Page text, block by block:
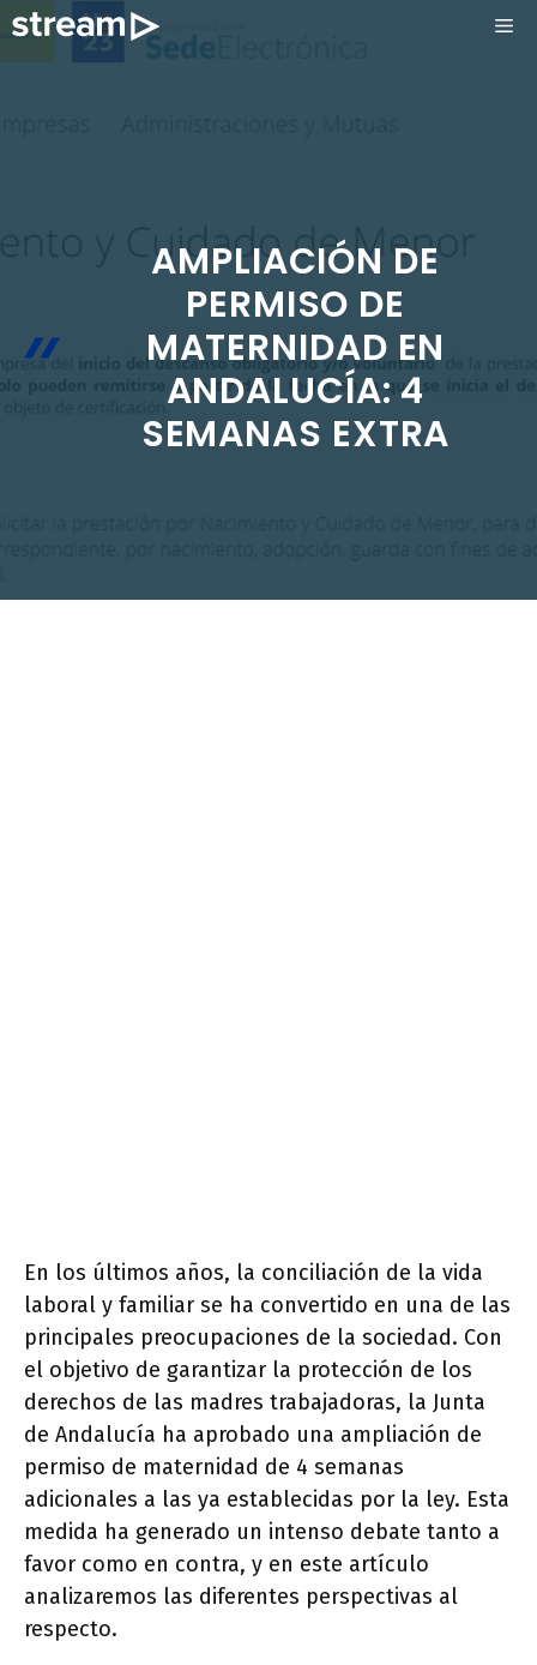
Saltar
AMPLIACIÓN DE
PERMISO DE
MATERNIDAD EN
ANDALUCÍA: 4
SEMANAS EXTRA
En los últimos años, la conciliación de la vida
laboral y familiar se ha convertido en una de las
principales preocupaciones de la sociedad. Con
el objetivo de garantizar la protección de los
derechos de las madres trabajadoras, la Junta
de Andalucía ha aprobado una ampliación de
permiso de maternidad de 4 semanas
adicionales a las ya establecidas por la ley. Esta
medida ha generado un intenso debate tanto a
favor como en contra, y en este artículo
analizaremos las diferentes perspectivas al
respecto.